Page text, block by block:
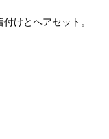
けとヘアセット。